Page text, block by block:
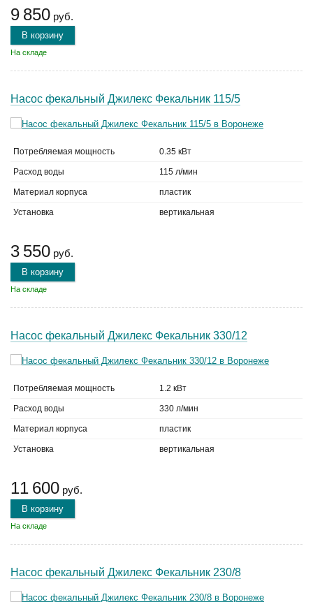
9 850 руб.
В корзину
На складе
Насос фекальный Джилекс Фекальник 115/5
Потребляемая мощность 0.35 кВт
Расход воды 115 л/мин
Материал корпуса пластик
Установка вертикальная
3 550 руб.
В корзину
На складе
Насос фекальный Джилекс Фекальник 330/12
Потребляемая мощность 1.2 кВт
Расход воды 330 л/мин
Материал корпуса пластик
Установка вертикальная
11 600 руб.
В корзину
На складе
Насос фекальный Джилекс Фекальник 230/8